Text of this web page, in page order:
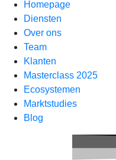
Homepage
Diensten
Over ons
Team
Klanten
Masterclass 2025
Ecosystemen
Marktstudies
Blog